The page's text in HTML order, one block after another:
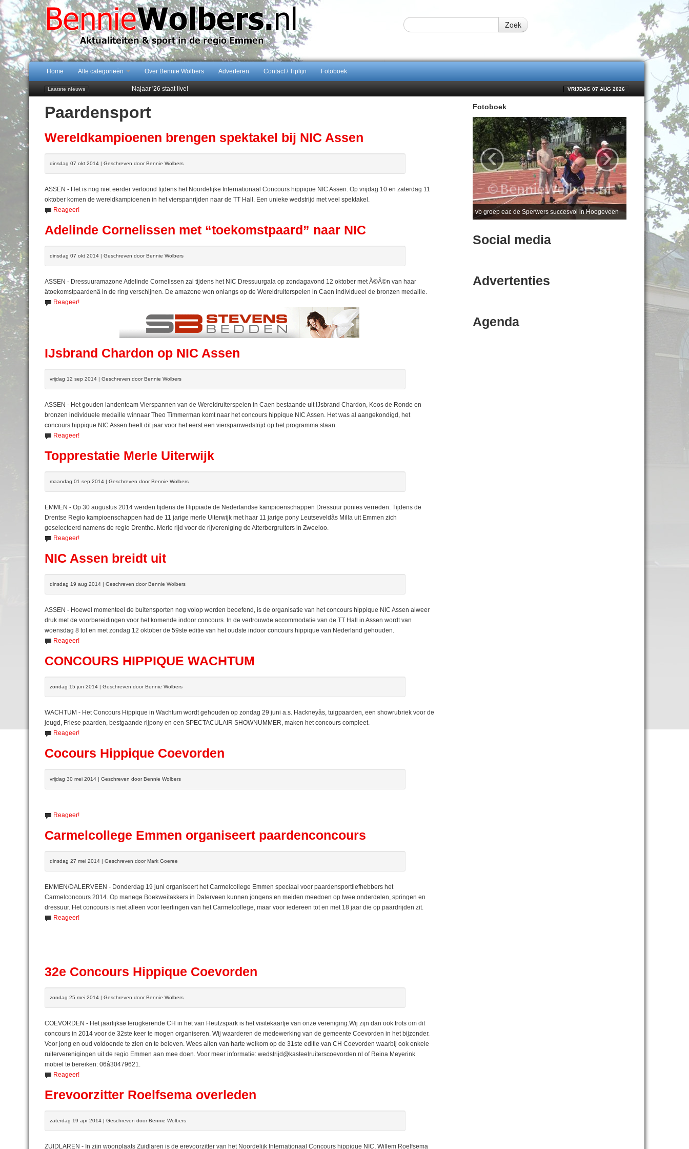
Zoek
Home Alle categorieën Over Bennie Wolbers Adverteren Contact / Tiplijn Fotoboek
Laatste nieuws
Najaar '26 staat live!
Emmen wint op Open Dag overtuigend van Almere City
Daan Lambers tekent eerste profcontract bij FC Emmen
VRIJDAG 07 AUG 2026
Paardensport
Wereldkampioenen brengen spektakel bij NIC Assen
dinsdag 07 okt 2014 | Geschreven door Bennie Wolbers
ASSEN - Het is nog niet eerder vertoond tijdens het Noordelijke Internationaal Concours hippique NIC Assen. Op vrijdag 10 en zaterdag 11
oktober komen de wereldkampioenen in het vierspanrijden naar de TT Hall. Een unieke wedstrijd met veel spektakel.
Reageer!
Adelinde Cornelissen met “toekomstpaard” naar NIC
dinsdag 07 okt 2014 | Geschreven door Bennie Wolbers
ASSEN - Dressuuramazone Adelinde Cornelissen zal tijdens het NIC Dressuurgala op zondagavond 12 oktober met Ã©Ã©n van haar
âtoekomstpaardenâ in de ring verschijnen. De amazone won onlangs op de Wereldruiterspelen in Caen individueel de bronzen medaille.
Reageer!
IJsbrand Chardon op NIC Assen
vrijdag 12 sep 2014 | Geschreven door Bennie Wolbers
ASSEN - Het gouden landenteam Vierspannen van de Wereldruiterspelen in Caen bestaande uit IJsbrand Chardon, Koos de Ronde en
bronzen individuele medaille winnaar Theo Timmerman komt naar het concours hippique NIC Assen. Het was al aangekondigd, het
concours hippique NIC Assen heeft dit jaar voor het eerst een vierspanwedstrijd op het programma staan.
Reageer!
Topprestatie Merle Uiterwijk
maandag 01 sep 2014 | Geschreven door Bennie Wolbers
EMMEN - Op 30 augustus 2014 werden tijdens de Hippiade de Nederlandse kampioenschappen Dressuur ponies verreden. Tijdens de
Drentse Regio kampioenschappen had de 11 jarige merle Uiterwijk met haar 11 jarige pony Leutseveldâs Milla uit Emmen zich
geselecteerd namens de regio Drenthe. Merle rijd voor de rijvereniging de Alterbergruiters in Zweeloo.
Reageer!
NIC Assen breidt uit
dinsdag 19 aug 2014 | Geschreven door Bennie Wolbers
ASSEN - Hoewel momenteel de buitensporten nog volop worden beoefend, is de organisatie van het concours hippique NIC Assen alweer
druk met de voorbereidingen voor het komende indoor concours. In de vertrouwde accommodatie van de TT Hall in Assen wordt van
woensdag 8 tot en met zondag 12 oktober de 59ste editie van het oudste indoor concours hippique van Nederland gehouden.
Reageer!
CONCOURS HIPPIQUE WACHTUM
zondag 15 jun 2014 | Geschreven door Bennie Wolbers
WACHTUM - Het Concours Hippique in Wachtum wordt gehouden op zondag 29 juni a.s. Hackneyâs, tuigpaarden, een showrubriek voor de
jeugd, Friese paarden, bestgaande rijpony en een SPECTACULAIR SHOWNUMMER, maken het concours compleet.
Reageer!
Cocours Hippique Coevorden
vrijdag 30 mei 2014 | Geschreven door Bennie Wolbers
Reageer!
Carmelcollege Emmen organiseert paardenconcours
dinsdag 27 mei 2014 | Geschreven door Mark Goeree
EMMEN/DALERVEEN - Donderdag 19 juni organiseert het Carmelcollege Emmen speciaal voor paardensportliefhebbers het
Carmelconcours 2014. Op manege Boekweitakkers in Dalerveen kunnen jongens en meiden meedoen op twee onderdelen, springen en
dressuur. Het concours is niet alleen voor leerlingen van het Carmelcollege, maar voor iedereen tot en met 18 jaar die op paardrijden zit.
Reageer!
32e Concours Hippique Coevorden
zondag 25 mei 2014 | Geschreven door Bennie Wolbers
COEVORDEN - Het jaarlijkse terugkerende CH in het van Heutzspark is het visitekaartje van onze vereniging.Wij zijn dan ook trots om dit
concours in 2014 voor de 32ste keer te mogen organiseren. Wij waarderen de medewerking van de gemeente Coevorden in het bijzonder.
Voor jong en oud voldoende te zien en te beleven. Wees allen van harte welkom op de 31ste editie van CH Coevorden waarbij ook enkele
ruiterverenigingen uit de regio Emmen aan mee doen. Voor meer informatie: wedstrijd@kasteelruiterscoevorden.nl of Reina Meyerink
mobiel te bereiken: 06â30479621.
Reageer!
Erevoorzitter Roelfsema overleden
zaterdag 19 apr 2014 | Geschreven door Bennie Wolbers
ZUIDLAREN - In zijn woonplaats Zuidlaren is de erevoorzitter van het Noordelijk Internationaal Concours hippique NIC, Willem Roelfsema
Fotoboek
vb groep eac de Sperwers succesvol in Hoogeveen
‹ ›
Social media
Advertenties
Agenda